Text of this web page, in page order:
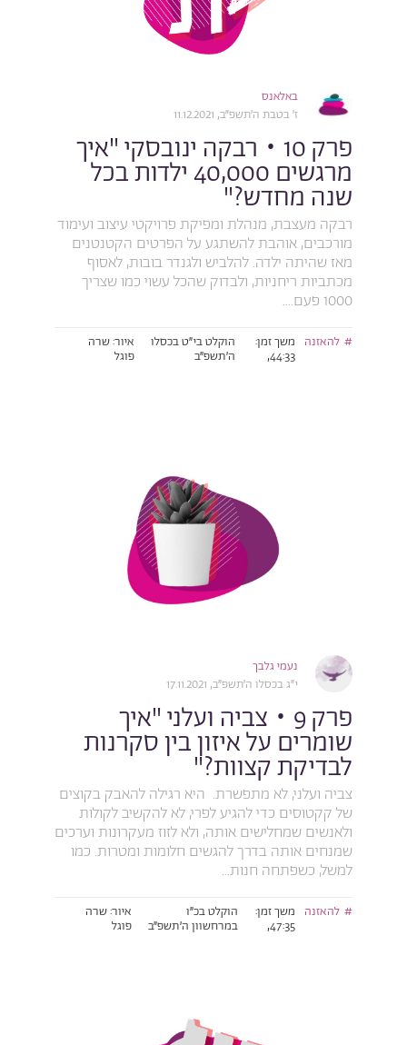
באלאנס
ז׳ בטבת ה׳תשפ״ב, 11.12.2021
פרק 10 • רבקה ינובסקי "איך
מרגשים 40,000 ילדות בכל
שנה מחדש?"
רבקה מעצבת, מנהלת ומפיקת פרויקטי עיצוב ועימוד
מורכבים, אוהבת להשתגע על הפרטים הקטנטנים
מאז שהיתה ילדה. להלביש ולגנדר בובות, לאסוף
מכתביות ריחניות, ולבדוק שהכל עשוי כמו שצריך
1000 פעם....
להאזנה משך זמן:
44:33,
הוקלט בי״ט בכסלו
ה׳תשפ״ב
איור: שרה
פוגל
נעמי גלבך
י״ג בכסלו ה׳תשפ״ב, 17.11.2021
פרק 9 • צביה ועלני "איך
שומרים על איזון בין סקרנות
לבדיקת קצוות?"
צביה ועלני, לא מתפשרת. היא רגילה להאבק בקוצים
של קקטוסים כדי להגיע לפרי, לא להקשיב לקולות
ולאנשים שמחלישים אותה, ולא לזוז מעקרונות וערכים
שמנחים אותה בדרך להגשים חלומות ומטרות. כמו
למשל, כשפתחה חנות...
להאזנה משך זמן:
47:35,
הוקלט בכ״ו
במרחשוון ה׳תשפ״ב
איור: שרה
פוגל